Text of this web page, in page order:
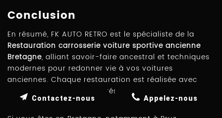
Conclusion
En résumé, FK AUTO RETRO est le spécialiste de la
Restauration carrosserie voiture sportive ancienne
Bretagne, alliant savoir-faire ancestral et techniques
modernes pour redonner vie à vos voitures
anciennes. Chaque restauration est réalisée avec
passion et minutie pour préserver l'authenticité de
votre véhicule.
Appelez-nous
Contactez-nous